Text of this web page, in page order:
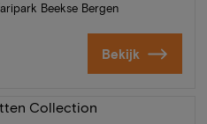
Beekse Bergen
Bekijk